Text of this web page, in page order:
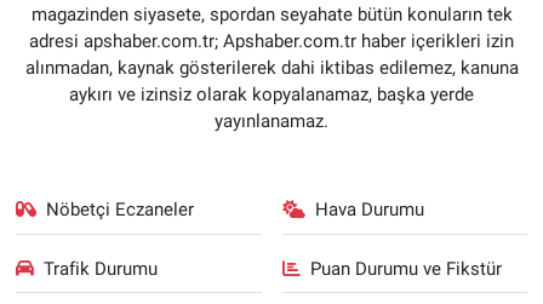
magazinden siyasete, spordan seyahate bütün konuların tek
adresi apshaber.com.tr; Apshaber.com.tr haber içerikleri izin
alınmadan, kaynak gösterilerek dahi iktibas edilemez, kanuna
aykırı ve izinsiz olarak kopyalanamaz, başka yerde
yayınlanamaz.
Nöbetçi Eczaneler Hava Durumu
Trafik Durumu Puan Durumu ve Fikstür